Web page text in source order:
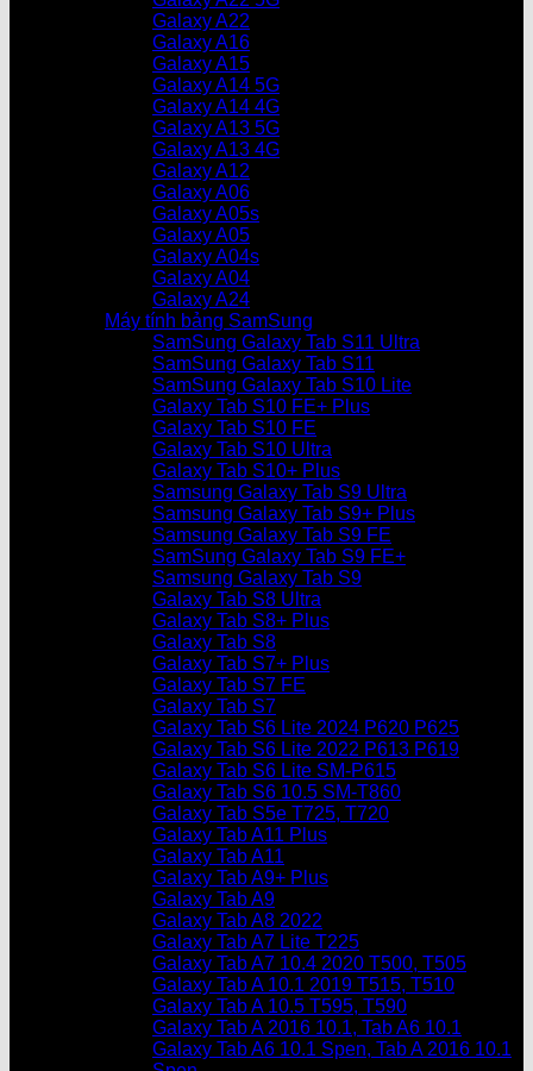
Galaxy A22
Galaxy A16
Galaxy A15
Galaxy A14 5G
Galaxy A14 4G
Galaxy A13 5G
Galaxy A13 4G
Galaxy A12
Galaxy A06
Galaxy A05s
Galaxy A05
Galaxy A04s
Galaxy A04
Galaxy A24
Máy tính bảng SamSung
SamSung Galaxy Tab S11 Ultra
SamSung Galaxy Tab S11
SamSung Galaxy Tab S10 Lite
Galaxy Tab S10 FE+ Plus
Galaxy Tab S10 FE
Galaxy Tab S10 Ultra
Galaxy Tab S10+ Plus
Samsung Galaxy Tab S9 Ultra
Samsung Galaxy Tab S9+ Plus
Samsung Galaxy Tab S9 FE
SamSung Galaxy Tab S9 FE+
Samsung Galaxy Tab S9
Galaxy Tab S8 Ultra
Galaxy Tab S8+ Plus
Galaxy Tab S8
Galaxy Tab S7+ Plus
Galaxy Tab S7 FE
Galaxy Tab S7
Galaxy Tab S6 Lite 2024 P620 P625
Galaxy Tab S6 Lite 2022 P613 P619
Galaxy Tab S6 Lite SM-P615
Galaxy Tab S6 10.5 SM-T860
Galaxy Tab S5e T725, T720
Galaxy Tab A11 Plus
Galaxy Tab A11
Galaxy Tab A9+ Plus
Galaxy Tab A9
Galaxy Tab A8 2022
Galaxy Tab A7 Lite T225
Galaxy Tab A7 10.4 2020 T500, T505
Galaxy Tab A 10.1 2019 T515, T510
Galaxy Tab A 10.5 T595, T590
Galaxy Tab A 2016 10.1, Tab A6 10.1
Galaxy Tab A6 10.1 Spen, Tab A 2016 10.1